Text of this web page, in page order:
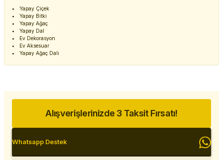
Yapay Çiçek
Yapay Bitki
Yapay Ağaç
Yapay Dal
Ev Dekorasyon
Ev Aksesuar
Yapay Ağaç Dalı
Alışverişlerinizde 3 Taksit Fırsatı!
Whatsapp Destek